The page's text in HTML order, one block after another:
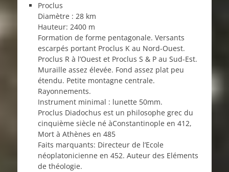
Proclus
Diamètre : 28 km
Hauteur: 2400 m
Formation de forme pentagonale. Versants
escarpés portant Proclus K au Nord-Ouest.
Proclus R à l’Ouest et Proclus S & P au Sud-Est.
Muraille assez élevée. Fond assez plat peu
étendu. Petite montagne centrale.
Rayonnements.
Instrument minimal : lunette 50mm.
Proclus Diadochus est un philosophe grec du
cinquième siècle né àConstantinople en 412,
Mort à Athènes en 485
Faits marquants: Directeur de l’Ecole
néoplatonicienne en 452. Auteur des Eléments
de théologie.